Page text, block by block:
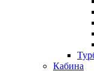
Кабина